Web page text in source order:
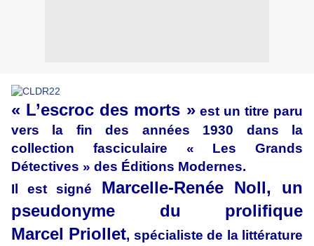
« L’escroc des morts »est un titre paru
vers la fin des années 1930 dans la
collection fasciculaire « Les Grands
Détectives » des Éditions Modernes.
Il est signé Marcelle-Renée Noll, un
pseudonyme du prolifique
Marcel Priollet, spécialiste de la littérature